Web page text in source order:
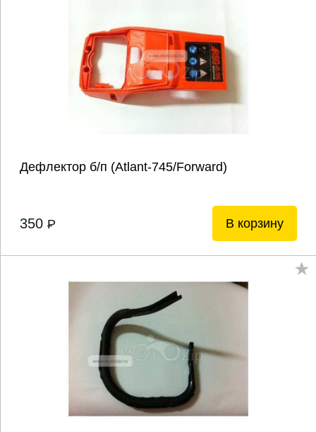
Дефлектор б/п (Atlant-745/Forward)
350 P В корзину